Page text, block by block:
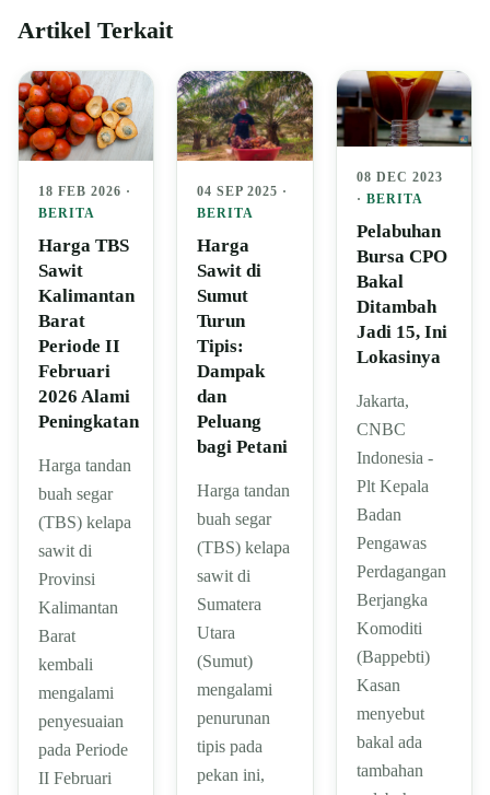
Artikel Terkait
18 FEB 2026 ·
BERITA
Harga TBS
Sawit
Kalimantan
Barat
Periode II
Februari
2026 Alami
Peningkatan
Harga tandan
buah segar
(TBS) kelapa
sawit di
Provinsi
Kalimantan
Barat
kembali
mengalami
penyesuaian
pada Periode
II Februari
04 SEP 2025 ·
BERITA
Harga
Sawit di
Sumut
Turun
Tipis:
Dampak
dan
Peluang
bagi Petani
Harga tandan
buah segar
(TBS) kelapa
sawit di
Sumatera
Utara
(Sumut)
mengalami
penurunan
tipis pada
pekan ini,
08 DEC 2023
· BERITA
Pelabuhan
Bursa CPO
Bakal
Ditambah
Jadi 15, Ini
Lokasinya
Jakarta,
CNBC
Indonesia -
Plt Kepala
Badan
Pengawas
Perdagangan
Berjangka
Komoditi
(Bappebti)
Kasan
menyebut
bakal ada
tambahan